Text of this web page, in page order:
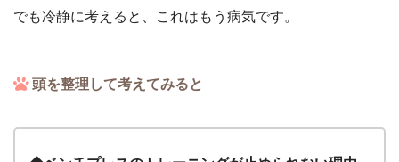
でも冷静に考えると、これはもう病気です。
頭を整理して考えてみると